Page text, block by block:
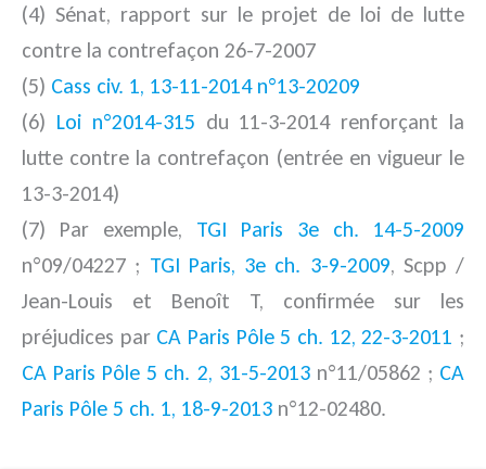
(4) Sénat, rapport sur le projet de loi de lutte
contre la contrefaçon 26-7-2007
(5) Cass civ. 1, 13-11-2014 n°13-20209
(6) Loi n°2014-315 du 11-3-2014 renforçant la
lutte contre la contrefaçon (entrée en vigueur le
13-3-2014)
(7) Par exemple, TGI Paris 3e ch. 14-5-2009
n°09/04227 ; TGI Paris, 3e ch. 3-9-2009, Scpp /
Jean-Louis et Benoît T, confirmée sur les
préjudices par CA Paris Pôle 5 ch. 12, 22-3-2011 ;
CA Paris Pôle 5 ch. 2, 31-5-2013n°11/05862 ; CA
Paris Pôle 5 ch. 1, 18-9-2013 n°12-02480.